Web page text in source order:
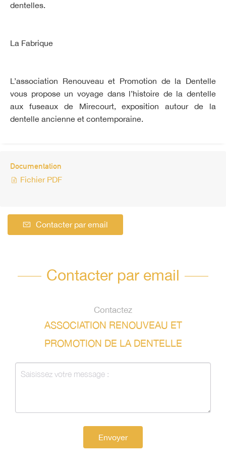
dentelles.
La Fabrique
L’association Renouveau et Promotion de la Dentelle
vous propose un voyage dans l’histoire de la dentelle
aux fuseaux de Mirecourt, exposition autour de la
dentelle ancienne et contemporaine.
Documentation
Fichier PDF
Contacter par email
Contacter par email
Contactez
ASSOCIATION RENOUVEAU ET
PROMOTION DE LA DENTELLE
Envoyer